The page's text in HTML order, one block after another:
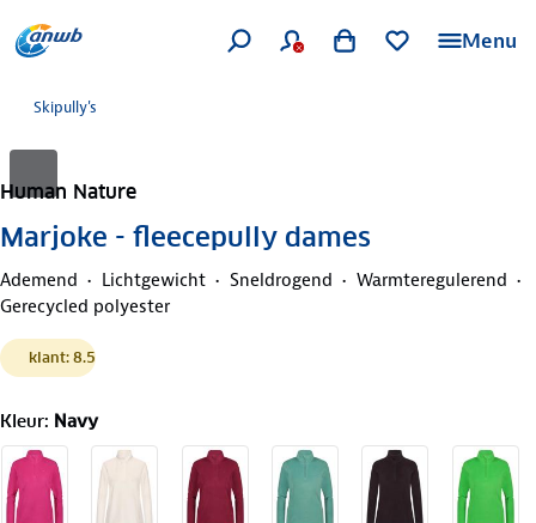
Menu
Skipully's
Human Nature
Marjoke - fleecepully dames
Ademend Lichtgewicht Sneldrogend
Warmteregulerend
Gerecycled polyester
klant: 8.5
Kleur: Navy